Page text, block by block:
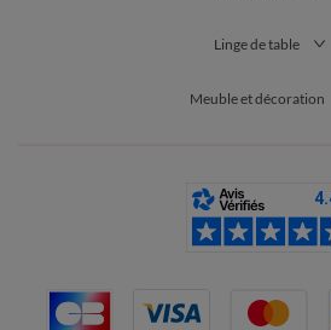
Linge de table
Meuble et décoration